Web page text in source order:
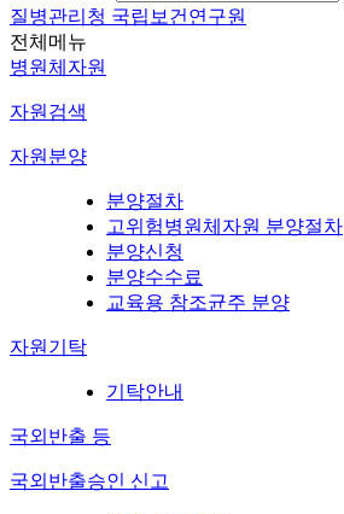
질병관리청 국립보건연구원
전체메뉴
병원체자원
자원검색
자원분양
분양절차
고위험병원체자원 분양절차
분양신청
분양수수료
교육용 참조균주 분양
자원기탁
기탁안내
국외반출 등
국외반출승인 신고